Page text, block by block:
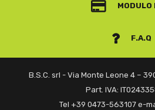
MODULO
F.A.Q
B.S.C. srl - Via Monte Leone 4 –
Part. IVA:
Tel +39 0473-563107 e-